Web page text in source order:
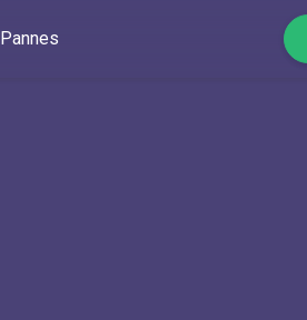
Pannes